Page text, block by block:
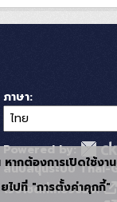
ภาษา
Powered by:
สนับสนุนระบบ Thai-
เว็บไซต์ที่เกี่ยวข้อง:
หากต้องการเปิดใช้
ไปที่ "การตั้งค่าคุกกี้"